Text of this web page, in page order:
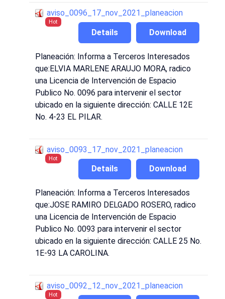
aviso_0096_17_nov_2021_planeacion
Hot
Download
Details
Planeación: Informa a Terceros Interesados
que:ELVIA MARLENE ARAUJO MORA, radico
una Licencia de Intervención de Espacio
Publico No. 0096 para intervenir el sector
ubicado en la siguiente dirección: CALLE 12E
No. 4-23 EL PILAR.
aviso_0093_17_nov_2021_planeacion
Hot
Download
Details
Planeación: Informa a Terceros Interesados
que:JOSE RAMIRO DELGADO ROSERO, radico
una Licencia de Intervención de Espacio
Publico No. 0093 para intervenir el sector
ubicado en la siguiente dirección: CALLE 25 No.
1E-93 LA CAROLINA.
aviso_0092_12_nov_2021_planeacion
Hot